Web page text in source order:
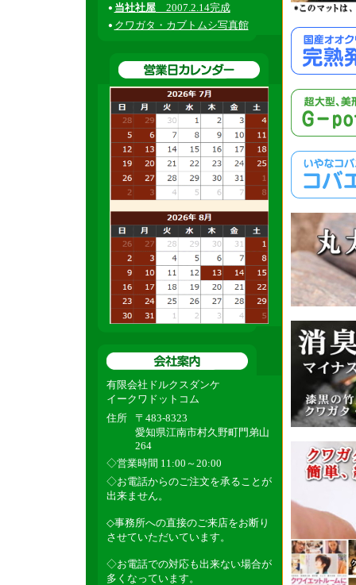
当社社屋2007.2.14完成
クワガタ・カブトムシ写真館
有限会社ドルクスダンケ
イークワドットコム
住所
〒483-8323
愛知県江南市村久野町門弟山
264
◇営業時間 11:00～20:00
◇お電話からのご注文を承ることが
出来ません。
◇事務所への直接のご来店をお断り
させていただいています。
◇お電話での対応も出来ない場合が
多くなっています。